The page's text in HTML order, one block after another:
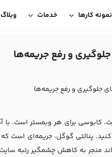
نمونه کارها خدمات وبلاگ
و رفع جریمه‌ها
جلوگیری و رفع جریمه‌ها
کابوسی برای هر وبمستر است. با
پنالتی گوگل، جریمه‌ای است
منجر به کاهش چشمگیر رتبه